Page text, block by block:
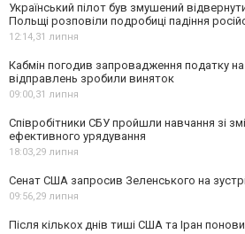
Український пілот був змушений
Польщі розповіли подробиці падіння
12:14,31 липня
Кабмін погодив запровадження податку
відправлень зробили виняток
09:00,31 липня
Співробітники СБУ пройшли навчання зі
ефективного урядування
18:03,29 липня
Сенат США запросив Зеленського на
09:56,29 липня
Після кількох днів тиші США та Іран